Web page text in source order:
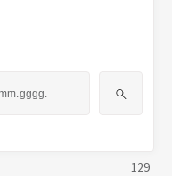
129